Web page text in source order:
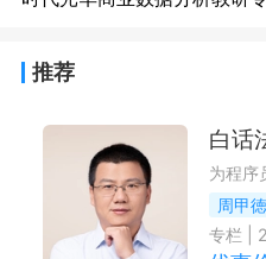
推荐
白话
为程序
周甲徳
专栏